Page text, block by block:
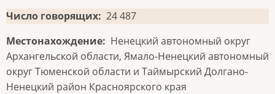
Число говорящих 24 487
Местонахождение
Ненецкий автономный округ
Архангельской области, Ямало-Ненецкий автономный
округ Тюменской области и Таймырский Долгано-
Ненецкий район Красноярского края